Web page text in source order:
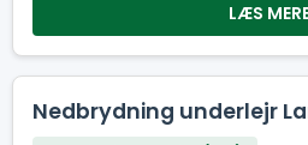
LÆS
Nedbrydning underlejr